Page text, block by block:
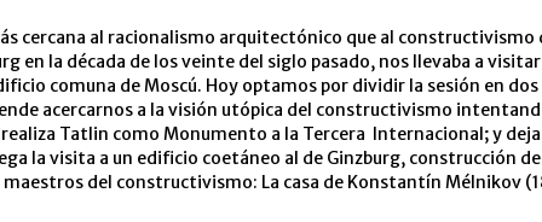
cercana al racionalismo arquitectónico que al constructivismo
en la década de los veinte del siglo pasado, nos llevaba a
comuna de Moscú. Hoy optamos por dividir la sesión en
acercarnos a la visión utópica del constructivismo
Tatlin como Monumento a la Tercera Internacional; y
la visita a un edificio coetáneo al de Ginzburg, construcción
del constructivismo: La casa de Konstantín Mélnikov